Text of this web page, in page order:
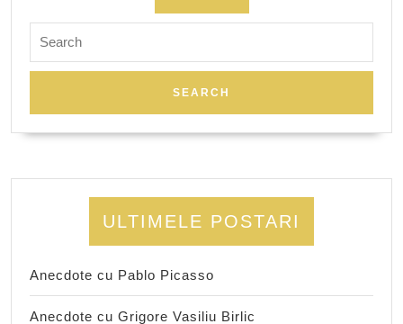
for:
ULTIMELE POSTARI
Anecdote cu Pablo Picasso
Anecdote cu Grigore Vasiliu Birlic